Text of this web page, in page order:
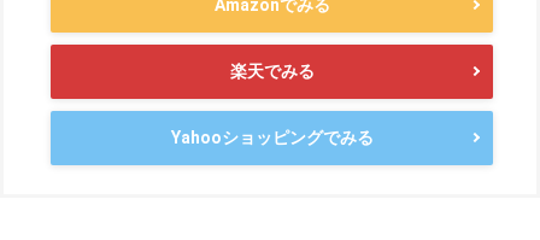
Amazonでみる
楽天でみる
Yahooショッピングでみる